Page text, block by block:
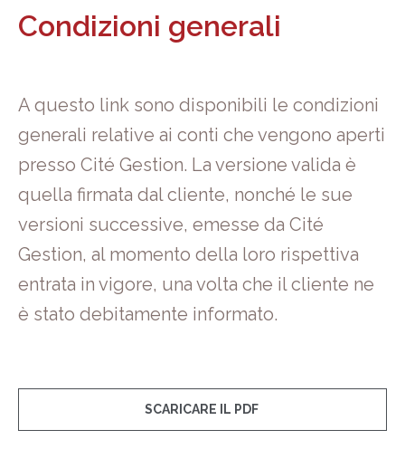
Condizioni generali
A questo link sono disponibili le condizioni
generali relative ai conti che vengono aperti
presso Cité Gestion. La versione valida è
quella firmata dal cliente, nonché le sue
versioni successive, emesse da Cité
Gestion, al momento della loro rispettiva
entrata in vigore, una volta che il cliente ne
è stato debitamente informato.
SCARICARE IL PDF